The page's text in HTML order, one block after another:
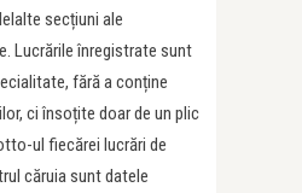
secțiuni ale
Lucrările înregistrate sunt
fără a conține
ci însoțite doar de un plic
ul fiecărei lucrări de
căruia sunt datele